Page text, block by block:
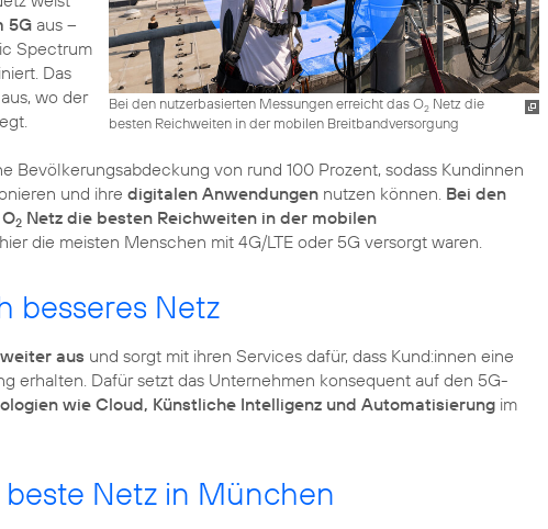
Bei den nutzerbasierten Messungen erreicht das O2Netz die
besten Reichweiten in der mobilen Breitbandversorgung
5G aus –
Spectrum
Das
wo der
Bevölkerungsabdeckung von rund 100 Prozent, sodass Kundinnen
und ihre digitalen Anwendungen nutzen können. Bei den
2 Netz die besten Reichweiten in der mobilen
die meisten Menschen mit 4G/LTE oder 5G versorgt waren.
besseres Netz
aus und sorgt mit ihren Services dafür, dass Kund:innen eine
erhalten. Dafür setzt das Unternehmen konsequent auf den 5G-
wie Cloud, Künstliche Intelligenz und Automatisierung im
Netz in München